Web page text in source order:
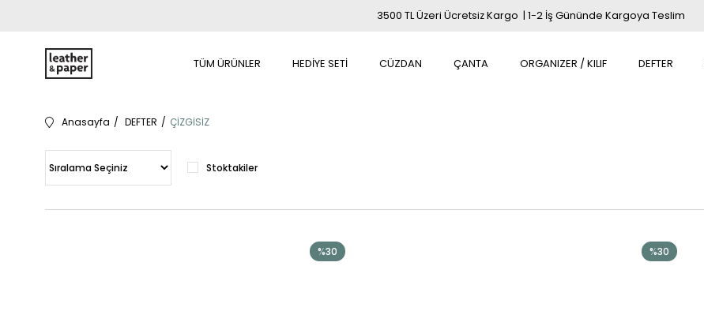
3500 TL Üzeri Ücretsiz Kargo | 1-2 İş Gününde Kargoya Teslim
TÜM ÜRÜNLER HEDİYE SETİ CÜZDAN ÇANTA ORGANIZER / KILIF DEFTER
Anasayfa DEFTER ÇİZGİSİZ
Stoktakiler
%30 %30